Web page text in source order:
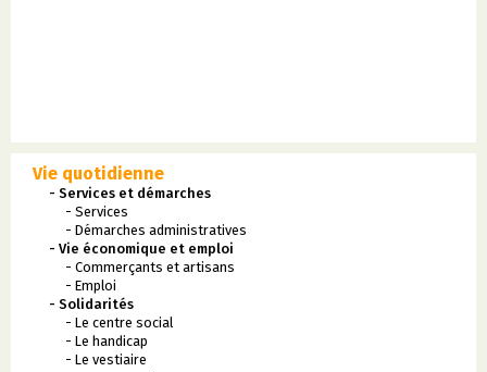
Vie quotidienne
- Services et démarches
- Services
- Démarches administratives
- Vie économique et emploi
- Commerçants et artisans
- Emploi
- Solidarités
- Le centre social
- Le handicap
- Le vestiaire